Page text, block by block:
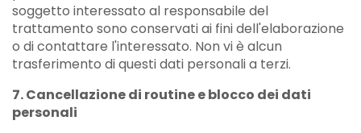
soggetto interessato al responsabile del
trattamento sono conservati ai fini dell'elaborazione
o di contattare l'interessato. Non vi è alcun
trasferimento di questi dati personali a terzi.
7. Cancellazione di routine e blocco dei dati
personali